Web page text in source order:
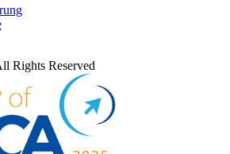
Rights Reserved